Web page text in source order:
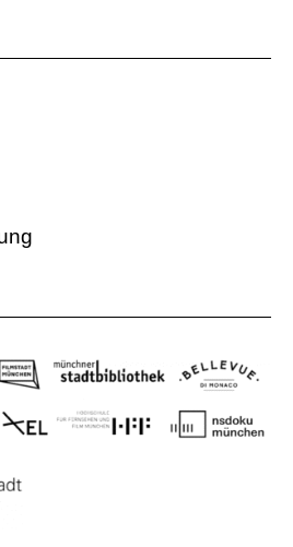
Werkraum